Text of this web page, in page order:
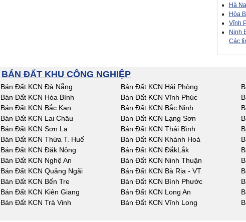
Hà
Hòa
Vĩnh
Ninh
Các
BÁN ĐẤT KHU CÔNG NGHIỆP
Bán Đất KCN Đà Nẵng Bán Đất KCN Hải Phòng
Bán Đất KCN Hòa Bình Bán Đất KCN Vĩnh Phúc
Bán Đất KCN Bắc Kạn Bán Đất KCN Bắc Ninh
Bán Đất KCN Lai Châu Bán Đất KCN Lạng Sơn
Bán Đất KCN Sơn La Bán Đất KCN Thái Bình
Bán Đất KCN Thừa T. Huế Bán Đất KCN Khánh Hoà
Bán Đất KCN Đăk Nông Bán Đất KCN ĐắkLắk
Bán Đất KCN Nghệ An Bán Đất KCN Ninh Thuận
Bán Đất KCN Quảng Ngãi Bán Đất KCN Bà Rịa - VT
Bán Đất KCN Bến Tre Bán Đất KCN Bình Phước
Bán Đất KCN Kiên Giang Bán Đất KCN Long An
Bán Đất KCN Trà Vinh Bán Đất KCN Vĩnh Long